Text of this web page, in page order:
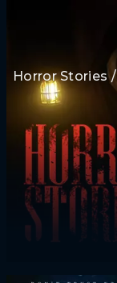
Horror Stories /